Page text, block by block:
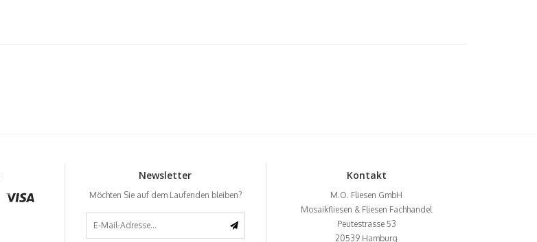
Newsletter
Möchten Sie auf dem Laufenden bleiben?
Kontakt
M.O. Fliesen GmbH
Mosaikfliesen & Fliesen Fachhandel
Peutestrasse 53
20539 Hamburg